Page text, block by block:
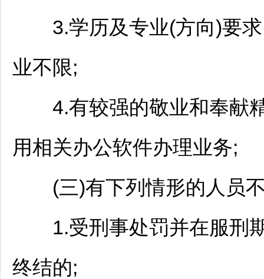
3.学历及专业(方向)要求
业不限;
4.有较强的敬业和奉献精
用相关办公软件办理业务;
(三)有下列情形的人员
1.受刑事处罚并在服刑期
终结的;